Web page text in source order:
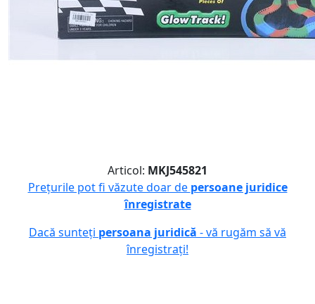
Articol: MKJ545821
Prețurile pot fi văzute doar de persoane juridice
înregistrate
Dacă sunteți persoana juridică - vă rugăm să vă
înregistrați!